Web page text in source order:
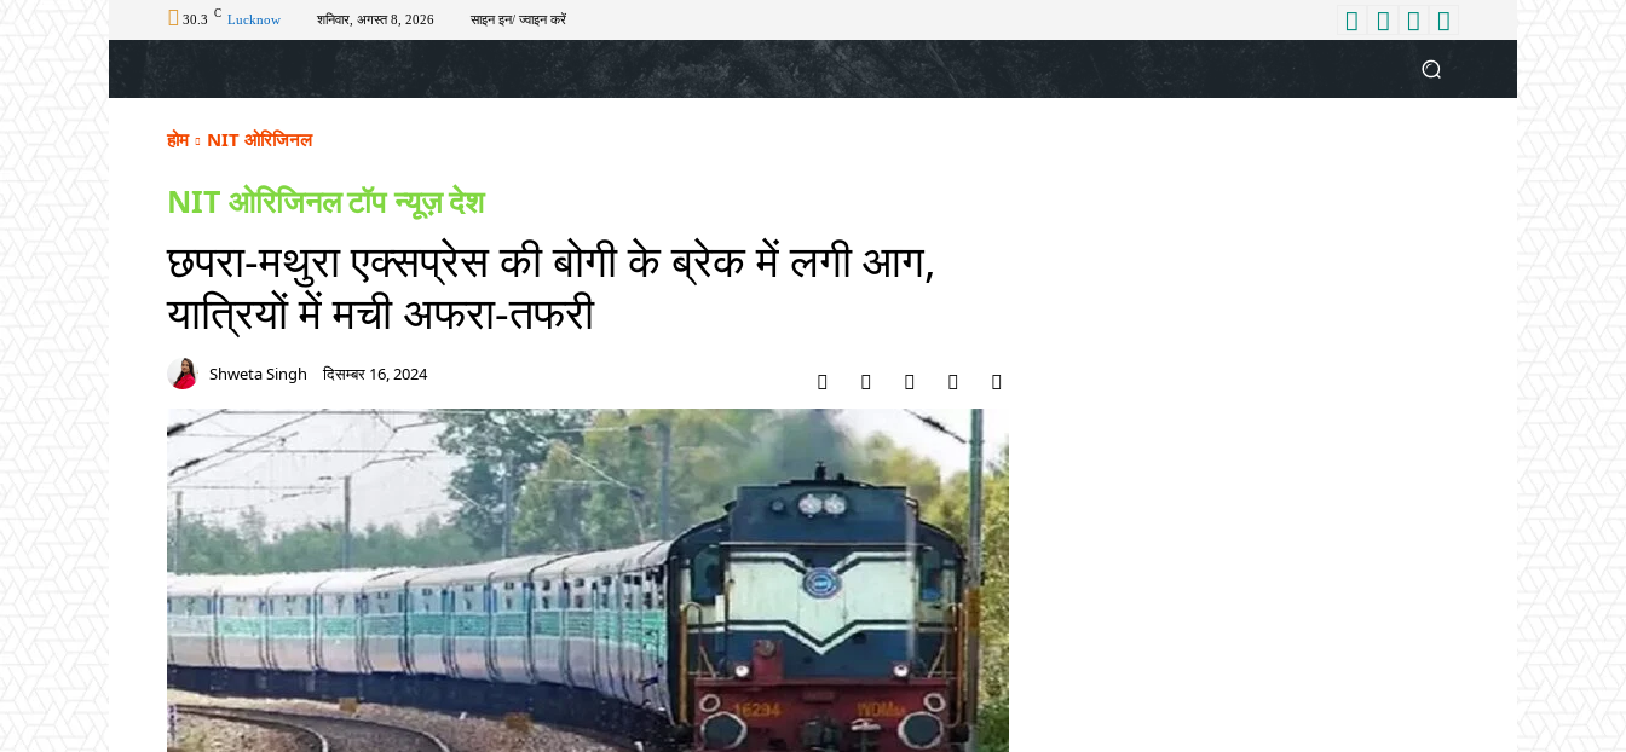
30.3 C Lucknow शनिवार, अगस्त 8, 2026 साइन इन/ ज्वाइन करें
अपराध चुनाव खेल टेक – ऑटो राज्य मनोरंजन लाइफस्टाइल बिजनेस आपकी आवाज
होम NIT ओरिजिनल
NIT ओरिजिनलटॉप न्यूज़देश
छपरा-मथुरा एक्सप्रेस की बोगी के ब्रेक में लगी आग,
यात्रियों में मची अफरा-तफरी
Shweta Singh दिसम्बर 16, 2024